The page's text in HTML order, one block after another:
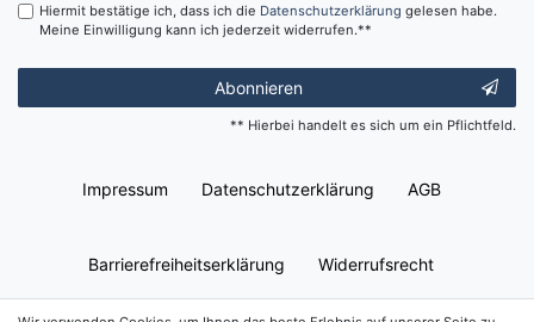
Hiermit bestätige ich, dass ich die Daten­schutz­erklärung gelesen habe.
Meine Einwilligung kann ich jederzeit widerrufen.**
Abonnieren
** Hierbei handelt es sich um ein Pflichtfeld.
Impressum Daten­schutz­erklärung AGB
Barrierefreiheitserklärung Widerrufs­recht